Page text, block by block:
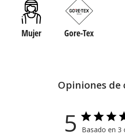
Mujer Gore-Tex
Opiniones de
5 Basado en 3